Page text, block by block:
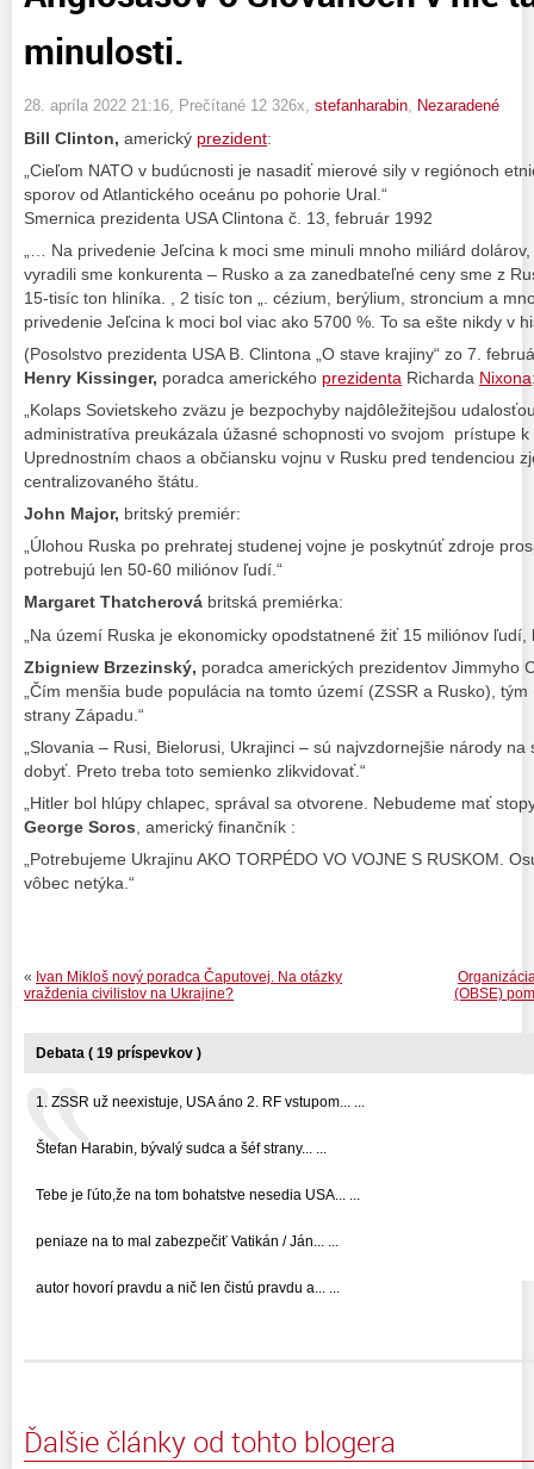
minulosti.
28. apríla 2022 21:16 , Prečítané 12 326x, stefanharabin Nezaradené
Bill Clinton, americký prezident:
„Cieľom NATO v budúcnosti je nasadiť mierové sily v regiónoch
sporov od Atlantického oceánu po pohorie Ural.“
Smernica prezidenta USA Clintona č. 13, február 1992
„… Na privedenie Jeľcina k moci sme minuli mnoho miliárd
vyradili sme konkurenta – Rusko a za zanedbateľné ceny sme z
15-tisíc ton hliníka. , 2 tisíc ton „. cézium, berýlium, stroncium a
privedenie Jeľcina k moci bol viac ako 5700 %. To sa ešte nikdy v
(Posolstvo prezidenta USA B. Clintona „O stave krajiny“ zo 7.
Henry Kissinger, poradca amerického prezidenta Richarda Nixona
„Kolaps Sovietskeho zväzu je bezpochyby najdôležitejšou
administratíva preukázala úžasné schopnosti vo svojom prístupe
Uprednostním chaos a občiansku vojnu v Rusku pred tendenciou
centralizovaného štátu.
John Major, britský premiér:
„Úlohou Ruska po prehratej studenej vojne je poskytnúť zdroje
potrebujú len 50-60 miliónov ľudí.“
Margaret Thatcherová britská premiérka:
„Na území Ruska je ekonomicky opodstatnené žiť 15 miliónov
Zbigniew Brzezinský, poradca amerických prezidentov Jimmyho
„Čím menšia bude populácia na tomto území (ZSSR a Rusko),
strany Západu.“
„Slovania – Rusi, Bielorusi, Ukrajinci – sú najvzdornejšie národy
dobyť. Preto treba toto semienko zlikvidovať.“
„Hitler bol hlúpy chlapec, správal sa otvorene. Nebudeme mať
George Soros , americký finančník :
„Potrebujeme Ukrajinu AKO TORPÉDO VO VOJNE S RUSKOM.
vôbec netýka.“
(OBSE)
« Ivan Mikloš nový poradca Čaputovej. Na otázky
vraždenia civilistov na Ukrajine?
Debata ( 19 príspevkov )
1. ZSSR už neexistuje, USA áno 2. RF vstupom... ...
Štefan Harabin, bývalý sudca a šéf strany... ...
Tebe je ľúto,že na tom bohatstve nesedia USA... ...
peniaze na to mal zabezpečiť Vatikán / Ján... ...
autor hovorí pravdu a nič len čistú pravdu a... ...
Ďalšie články od tohto blogera